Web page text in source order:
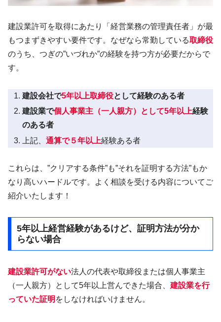
建設業許可を取得にあたり「経営業務の管理責任者」が最
もつまずきやすい要件です。なぜなら常勤している取締役
のうち、つぎの”いづれか”の経験を持つ方が必要だからで
す。
建設会社で5年以上取締役として経験のある者
建設業で個人事業主（一人親方）として5年以上経験
のある者
上記、通算で５年以上経験ある者
これらは、”クリアする条件”も”それを証明する方法”もか
なり高いハードルです。よく相談を受ける内容についてご
紹介いたします！
5年以上経営経験があるけど、証明方法が分か
らない場合
建設業許可がない法人の代表や取締役または個人事業主
（一人親方）として5年以上営んできた場合、 建設業を行
っていた証明 をしなければいけません。